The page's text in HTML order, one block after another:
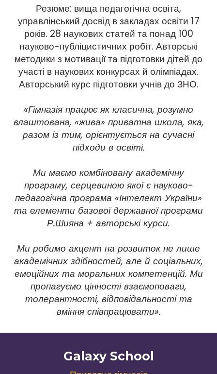
Резюме: вища педагогічна освіта,
управлінський досвід в закладах освіти 17
років. 28 наукових статей та понад 100
науково-публіцистичних робіт. Авторські
методики з мотивації та підготовки дітей до
участі в наукових конкурсах й олімпіадах.
Авторський курс підготовки учнів до ЗНО.
«Гімназія працює як класична, розумно
влаштована, «жива» приватна школа, яка,
разом із тим, орієнтується на сучасні
підходи в освіті.
Ми маємо комбіновану академічну
програму, серцевиною якої є науково-
педагогічна програма «Інтелект України»
та елементи базової державної програми
Р.Шияна + авторські курси.
Ми робимо акцент на розвиток не лише
академічних здібностей, але й соціальних,
емоційних та моральних компетенцій. Ми
пропагуємо цінності взаємоповаги,
толерантності, відповідальності та
вміння співпрацювати».
Galaxy School